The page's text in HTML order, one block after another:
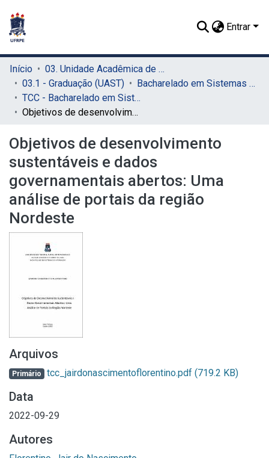
Entrar
Início
03. Unidade Acadêmica de Serra Talhada (UAST)
03.1 - Graduação (UAST)
Bacharelado em Sistemas de Informação (UAST)
TCC - Bacharelado em Sistemas de Informação (UAST)
Objetivos de desenvolvimento sustentáveis e dados governamentais abertos: Uma análise de portais da região Nordeste
Objetivos de desenvolvimento
sustentáveis e dados
governamentais abertos: Uma
análise de portais da região
Nordeste
Arquivos
Primário tcc_jairdonascimentoflorentino.pdf (719.2 KB)
Data
2022-09-29
Autores